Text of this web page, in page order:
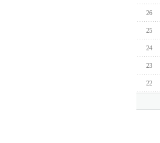
26
25
24
23
22